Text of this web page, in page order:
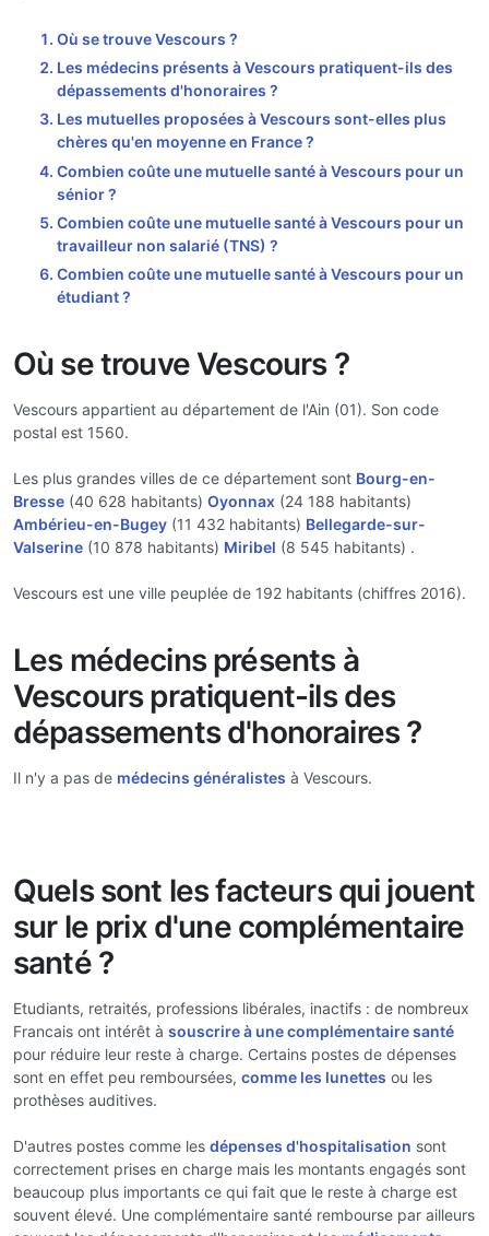
Où se trouve Vescours ?
Les médecins présents à Vescours pratiquent-ils des
dépassements d'honoraires ?
Les mutuelles proposées à Vescours sont-elles plus
chères qu'en moyenne en France ?
Combien coûte une mutuelle santé à Vescours pour un
sénior ?
Combien coûte une mutuelle santé à Vescours pour un
travailleur non salarié (TNS) ?
Combien coûte une mutuelle santé à Vescours pour un
étudiant ?
Où se trouve Vescours ?
Vescours appartient au département de l'Ain (01). Son code
postal est 1560.
Les plus grandes villes de ce département sont Bourg-en-
Bresse (40 628 habitants) Oyonnax (24 188 habitants)
Ambérieu-en-Bugey (11 432 habitants) Bellegarde-sur-
Valserine (10 878 habitants) Miribel (8 545 habitants) .
Vescours est une ville peuplée de 192 habitants (chiffres 2016).
Les médecins présents à
Vescours pratiquent-ils des
dépassements d'honoraires ?
Il n'y a pas de médecins généralistes à Vescours.
Quels sont les facteurs qui jouent
sur le prix d'une complémentaire
santé ?
Etudiants, retraités, professions libérales, inactifs : de nombreux
Francais ont intérêt à souscrire à une complémentaire santé
pour réduire leur reste à charge. Certains postes de dépenses
sont en effet peu remboursées, comme les lunettes ou les
prothèses auditives.
D'autres postes comme les dépenses d'hospitalisation sont
correctement prises en charge mais les montants engagés sont
beaucoup plus importants ce qui fait que le reste à charge est
souvent élevé. Une complémentaire santé rembourse par ailleurs